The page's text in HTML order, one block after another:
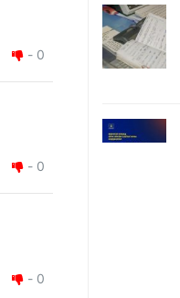
- 0
- 0
- 0